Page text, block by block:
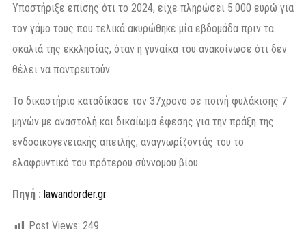
Υποστήριξε επίσης ότι το 2024, είχε πληρώσει 5.000 ευρώ για
τον γάμο τους που τελικά ακυρώθηκε μία εβδομάδα πριν τα
σκαλιά της εκκλησίας, όταν η γυναίκα του ανακοίνωσε ότι δεν
θέλει να παντρευτούν.
Το δικαστήριο καταδίκασε τον 37χρονο σε ποινή φυλάκισης 7
μηνών με αναστολή και δικαίωμα έφεσης για την πράξη της
ενδοοικογενειακής απειλής, αναγνωρίζοντάς του το
ελαφρυντικό του πρότερου σύννομου βίου.
Πηγή : lawandorder.gr
Post Views: 249